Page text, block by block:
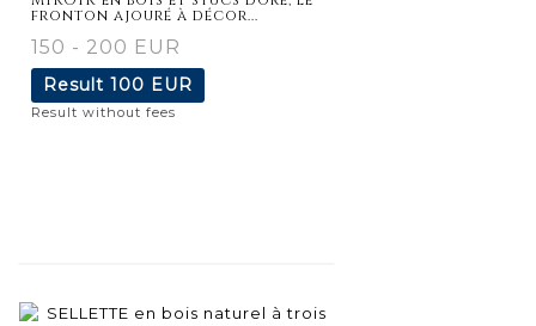
fronton ajouré à décor...
150 - 200 EUR
Result 100 EUR
Result without fees